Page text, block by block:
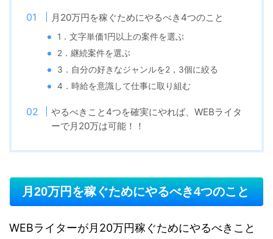
月20万円を稼ぐためにやるべき4つのこと
1．文字単価1円以上の案件を選ぶ
2．継続案件を選ぶ
3．自分の好きなジャンルを2，3個に絞る
4．時給を意識して仕事に取り組む
やるべきこと4つを確実にやれば、WEBライタ
ーで月20万は可能！！
月20万円を稼ぐためにやるべき4つのこと
WEBライターが月20万円稼ぐためにやるべきこと